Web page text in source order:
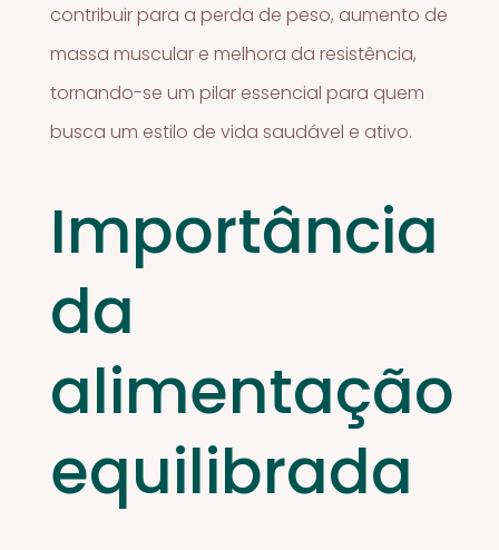
contribuir para a perda de peso, aumento de
massa muscular e melhora da resistência,
tornando-se um pilar essencial para quem
busca um estilo de vida saudável e ativo.
Importância
da
alimentação
equilibrada